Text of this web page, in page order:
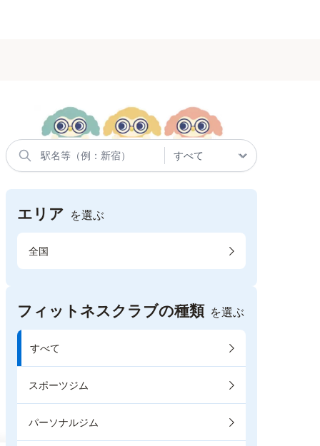
エリア を選ぶ
全国
フィットネスクラブの種類 を選ぶ
すべて
スポーツジム
パーソナルジム